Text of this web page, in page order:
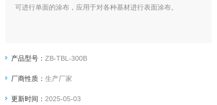
可进行单面的涂布，应用于对各种基材进行表面涂布。
产品型号：ZB-TBL-300B
厂商性质：生产厂家
更新时间： 2025-05-03